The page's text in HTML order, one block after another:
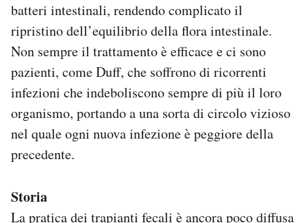
batteri intestinali, rendendo complicato il
ripristino dell’equilibrio della flora intestinale.
Non sempre il trattamento è efficace e ci sono
pazienti, come Duff, che soffrono di ricorrenti
infezioni che indeboliscono sempre di più il loro
organismo, portando a una sorta di circolo vizioso
nel quale ogni nuova infezione è peggiore della
precedente.
Storia
La pratica dei trapianti fecali è ancora poco diffusa